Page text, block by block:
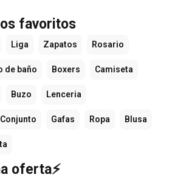
favoritos
Liga Zapatos Rosario
de baño Boxers Camiseta
Buzo Lenceria
Conjunto Gafas Ropa Blusa
oferta⚡